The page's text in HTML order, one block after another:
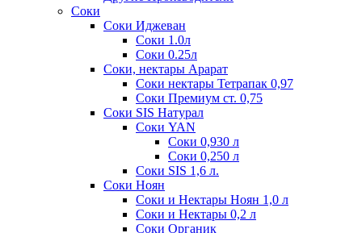
Соки
Соки Иджеван
Соки 1.0л
Соки 0.25л
Соки, нектары Арарат
Соки нектары Тетрапак 0,97
Соки Премиум ст. 0,75
Соки SIS Натурал
Соки YAN
Соки 0,930 л
Соки 0,250 л
Соки SIS 1,6 л.
Соки Ноян
Соки и Нектары Ноян 1,0 л
Соки и Нектары 0,2 л
Соки Органик